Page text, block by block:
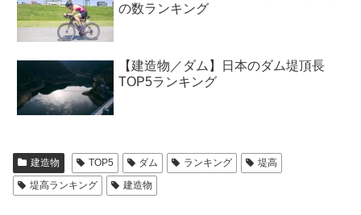
の数ランキング
【建造物／ダム】日本のダム堤頂長
TOP5ランキング
建造物 TOP5 ダム ランキング
堤高
堤高ランキング
建造物